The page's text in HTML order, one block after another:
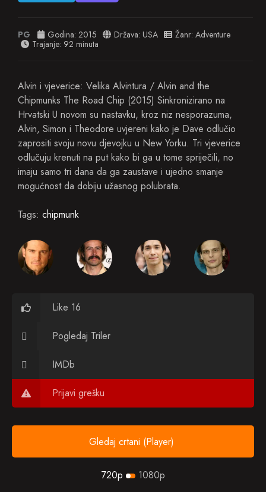
PG Godina: 2015 Država: USA Žanr: Adventure
Trajanje: 92 minuta
Alvin i vjeverice: Velika Alvintura / Alvin and the
Chipmunks The Road Chip (2015) Sinkronizirano na
Hrvatski U novom su nastavku, kroz niz nesporazuma,
Alvin, Simon i Theodore uvjereni kako je Dave odlučio
zaprositi svoju novu djevojku u New Yorku. Tri vjeverice
odlučuju krenuti na put kako bi ga u tome spriječili, no
imaju samo tri dana da ga zaustave i ujedno smanje
mogućnost da dobiju užasnog polubrata.
Tags: chipmunk
Like 16
Pogledaj Triler
IMDb
Prijavi grešku
Gledaj crtani (Player)
720p 1080p